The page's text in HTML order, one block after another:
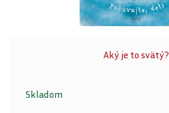
Aký je to svätý?
Skladom